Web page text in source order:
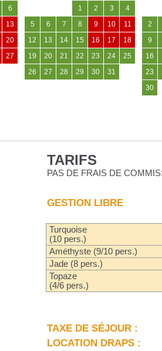
6
13
20
27
1 2 3 4
5 6 7 8 9 10 11
12 13 14 15 16 17 18
19 20 21 22 23 24 25
26 27 28 29 30 31
2
9
16
23
30
TARIFS
PAS DE FRAIS DE
GESTION LIBRE
Turquoise
(10 pers.)
Améthyste (9/10 pers.)
Jade (8 pers.)
Topaze
(4/6 pers.)
TAXE DE SÉJOUR :
LOCATION DRAPS :